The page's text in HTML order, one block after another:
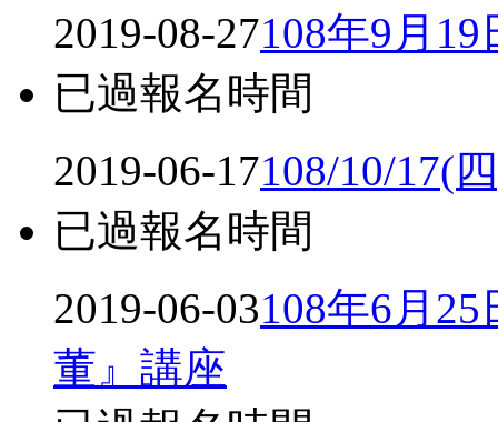
2019-08-27108年9月
已過報名時間
2019-06-17108/10/17(
已過報名時間
2019-06-03108年6月
董』講座